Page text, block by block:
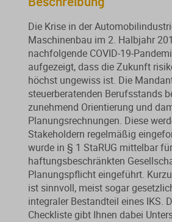
Alle Fachmedien
Erscheint in Kürze
Neuheiten
Alle Weiterbildungen
Erscheint in Kürze
Neuheiten
Alle Produkte
Themenpakete
Aktuelles Programm
Die Krise in der
Maschinenbau im 2. Halbjahr
nachfolgende COVID-19-
aufgezeigt, dass die Zukunft
höchst ungewiss ist. Die
steuerberatenden Berufsstands
zunehmend Orientierung und
Planungsrechnungen. Diese
Stakeholdern regelmäßig
wurde in § 1 StaRUG mittelbar
haftungsbeschränkten
Planungspflicht eingeführt.
ist sinnvoll, meist sogar
integraler Bestandteil eines IKS.
Checkliste gibt Ihnen dabei